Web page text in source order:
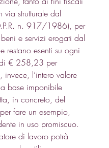
via strutturale dal
n. 917/1986), per
e servizi erogati dal
restano esenti su ogni
di € 258,23 per
l’intero valore
base imponibile
in concreto, del
fare un esempio,
in uso promiscuo.
di lavoro potrà